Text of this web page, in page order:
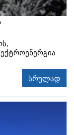
სრულად